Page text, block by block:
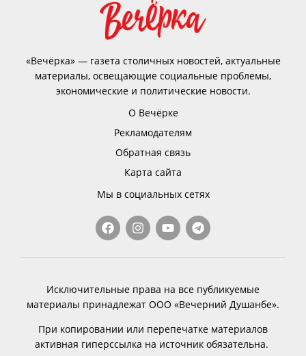
«Вечёрка» — газета столичных новостей, актуальные
материалы, освещающие социальные проблемы,
экономические и политические новости.
О Вечёрке
Рекламодателям
Обратная связь
Карта сайта
Мы в социальных сетях
Исключительные права на все публикуемые
материалы принадлежат ООО «Вечерний Душанбе».
При копировании или перепечатке материалов
активная гиперссылка на источник обязательна.